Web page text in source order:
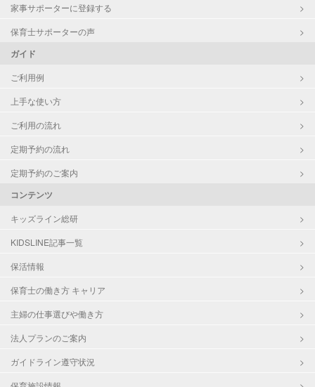
家事サポーターに登録する
保育士サポーターの声
ガイド
ご利用例
上手な使い方
ご利用の流れ
定期予約の流れ
定期予約のご案内
コンテンツ
キッズライン総研
KIDSLINE記事一覧
保活情報
保育士の働き方 キャリア
主婦の仕事選びや働き方
法人プランのご案内
ガイドライン遵守状況